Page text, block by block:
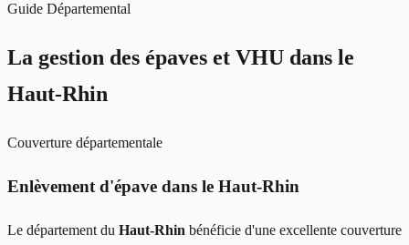
Guide Départemental
La gestion des épaves et VHU dans le
Haut-Rhin
Couverture départementale
Enlèvement d'épave dans le Haut-Rhin
Le département du Haut-Rhin bénéficie d'une excellente couverture